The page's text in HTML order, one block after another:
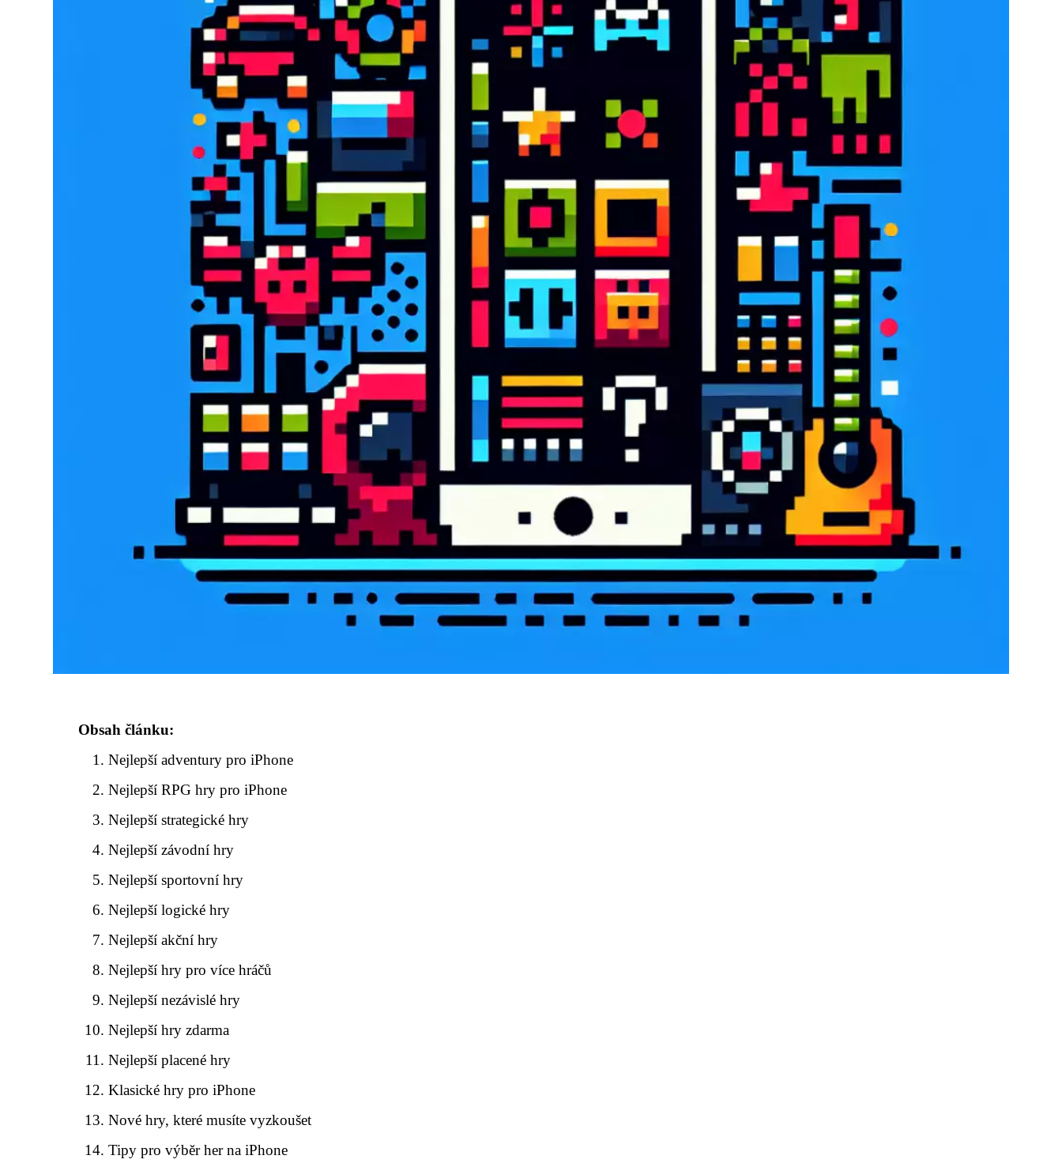
Obsah článku:
Nejlepší adventury pro iPhone
Nejlepší RPG hry pro iPhone
Nejlepší strategické hry
Nejlepší závodní hry
Nejlepší sportovní hry
Nejlepší logické hry
Nejlepší akční hry
Nejlepší hry pro více hráčů
Nejlepší nezávislé hry
Nejlepší hry zdarma
Nejlepší placené hry
Klasické hry pro iPhone
Nové hry, které musíte vyzkoušet
Tipy pro výběr her na iPhone